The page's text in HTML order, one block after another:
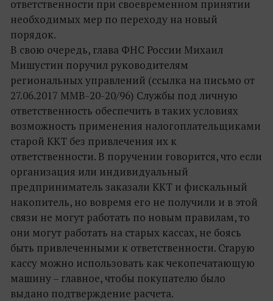
ответственности при своевременном принятии
необходимых мер по переходу на новый
порядок.
В свою очередь, глава ФНС России Михаил
Мишустин поручил руководителям
региональных управлений (ссылка на письмо от
27.06.2017 ММВ-20-20/96) Службы под личную
ответственность обеспечить в таких условиях
возможность применения налогоплательщиками
старой ККТ без привлечения их к
ответственности. В поручении говорится, что если
организация или индивидуальный
предприниматель заказали ККТ и фискальный
накопитель, но вовремя его не получили и в этой
связи не могут работать по новым правилам, то
они могут работать на старых кассах, не боясь
быть привлеченными к ответственности. Старую
кассу можно использовать как чекопечатающую
машину – главное, чтобы покупателю было
выдано подтверждение расчета.